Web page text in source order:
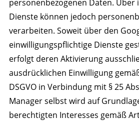
personenbezogenen Daten. Über
Dienste können jedoch
verarbeiten. Soweit über den
einwilligungspflichtige Dienste
erfolgt deren Aktivierung
ausdrücklichen Einwilligung
DSGVO in Verbindung mit § 25
Manager selbst wird auf
berechtigten Interesses gemäß